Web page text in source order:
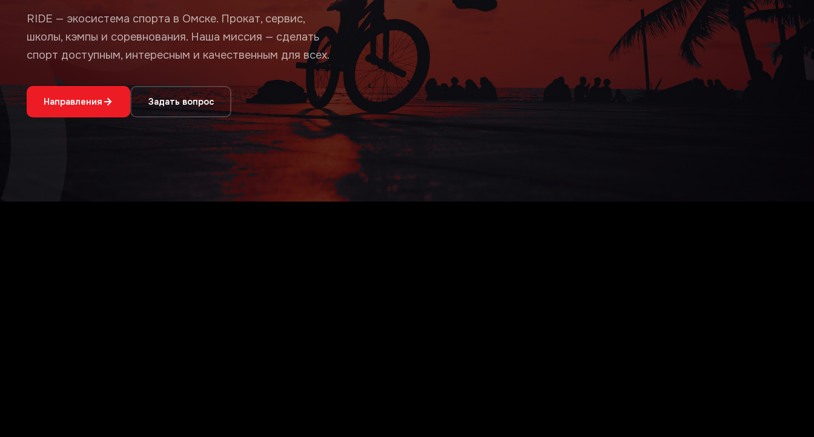
RIDE — экосистема спорта в Омске. Прокат, сервис,
школы, кэмпы и соревнования. Наша миссия — сделать
спорт доступным, интересным и качественным для всех.
Направления Задать вопрос